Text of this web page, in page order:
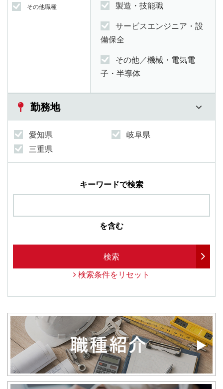
その他職種 製造・技能職
サービスエンジニア・設
備保全
その他／機械・電気電
子・半導体
勤務地
愛知県
岐阜県
三重県
キーワードで検索
を含む
検索
検索条件をリセット